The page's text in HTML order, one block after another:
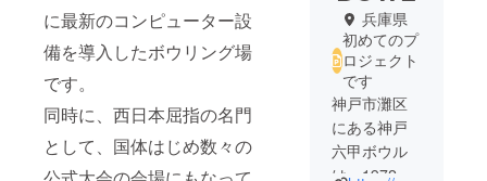
に最新のコンピューター設
備を導入したボウリング場
です。
同時に、西日本屈指の名門
として、国体はじめ数々の
兵庫県
初めてのプ
ロジェクト
です
神戸市灘区
にある神戸
六甲ボウル
は、1972年